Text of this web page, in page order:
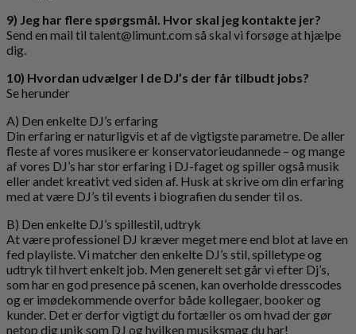
9) Jeg har flere spørgsmål. Hvor skal jeg kontakte jer?
Send en mail til talent@limunt.com så skal vi forsøge at hjælpe
dig.
10) Hvordan udvælger I de DJ’s der får tilbudt jobs?
Se herunder
A) Den enkelte DJ’s erfaring
Din erfaring er naturligvis et af de vigtigste parametre. De aller
fleste af vores musikere er konservatorieudannede – og mange
af vores DJ’s har stor erfaring i DJ-faget og spiller også musik
eller andet kreativt ved siden af. Husk at skrive om din erfaring
med at være DJ’s til events i biografien du sender til os.
B) Den enkelte DJ’s spillestil, udtryk
At være professionel DJ kræver meget mere end blot at lave en
fed playliste. Vi matcher den enkelte DJ’s stil, spilletype og
udtryk til hvert enkelt job. Men generelt set går vi efter Dj’s,
som har en god presence på scenen, kan overholde dresscodes
og er imødekommende overfor både kollegaer, booker og
kunder. Det er derfor vigtigt du fortæller os om hvad der gør
netop dig unik som DJ og hvilken musiksmag du har!